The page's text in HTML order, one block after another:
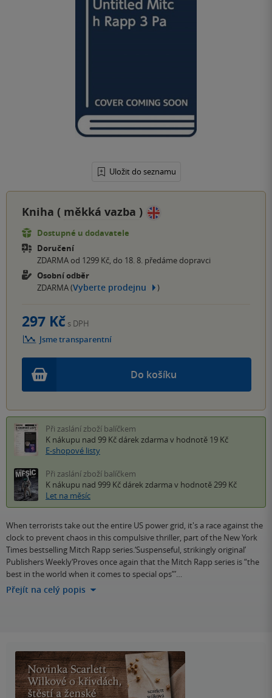
Uložit do seznamu
Kniha ( měkká vazba )
Dostupné u dodavatele
Doručení
ZDARMA od 1299 Kč, do 18. 8. předáme dopravci
Osobní odběr
ZDARMA (Vyberte prodejnu )
Do košíku
297 Kč s DPH
Jsme transparentní
Při zaslání zboží balíčkem
K nákupu nad 99 Kč dárek zdarma v hodnotě 19 Kč
E-shopové listy
Při zaslání zboží balíčkem
K nákupu nad 999 Kč dárek zdarma v hodnotě 299 Kč
Let na měsíc
When terrorists take out the entire US power grid, it's a race against the
clock to prevent chaos in this compulsive thriller, part of the New York
Times bestselling Mitch Rapp series.‘Suspenseful, strikingly original’
Publishers Weekly‘Proves once again that the Mitch Rapp series is “the
best in the world when it comes to special ops”’…
Přejít na celý popis